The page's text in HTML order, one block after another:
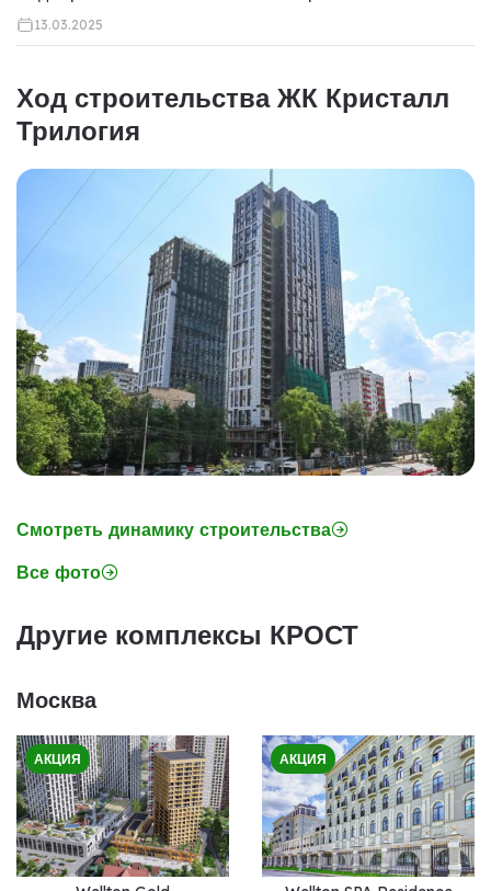
13.03.2025
Ход строительства ЖК Кристалл
Трилогия
Смотреть динамику строительства
Все фото
Другие комплексы КРОСТ
Москва
АКЦИЯ АКЦИЯ